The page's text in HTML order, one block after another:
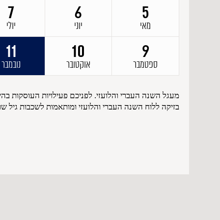
5
מאי
6
יוני
7
יולי
9
ספטמבר
10
אוקטובר
11
נובמבר
5
שבט
6
אדר
7
ניסן
9
סיון
10
תמוז
11
אב
מעגל השנה העברי והלועזי. לפניכם פעילויות העוסקות
בזיקה ללוח השנה העברי והלועזי ומותאמות לשכבות גיל